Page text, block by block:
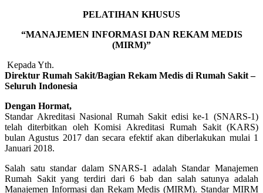
PELATIHAN KHUSUS
“MANAJEMEN INFORMASI DAN REKAM MEDIS
(MIRM)”
Kepada Yth.
Direktur Rumah Sakit/Bagian Rekam Medis di Rumah Sakit –
Seluruh Indonesia
Dengan Hormat,
Standar Akreditasi Nasional Rumah Sakit edisi ke-1 (SNARS-1)
telah diterbitkan oleh Komisi Akreditasi Rumah Sakit (KARS)
bulan Agustus 2017 dan secara efektif akan diberlakukan mulai 1
Januari 2018.
Salah satu standar dalam SNARS-1 adalah Standar Manajemen
Rumah Sakit yang terdiri dari 6 bab dan salah satunya adalah
Manajemen Informasi dan Rekam Medis (MIRM). Standar MIRM